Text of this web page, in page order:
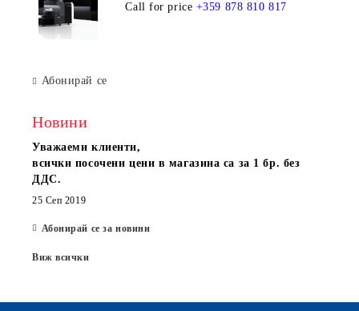
Call for price +359 878 810 817
Абонирай се
Новини
Уважаеми клиенти,
всички посочени цени в магазина са за 1 бр. без
ДДС.
25 Сеп 2019
Абонирай се за новини
Виж всички